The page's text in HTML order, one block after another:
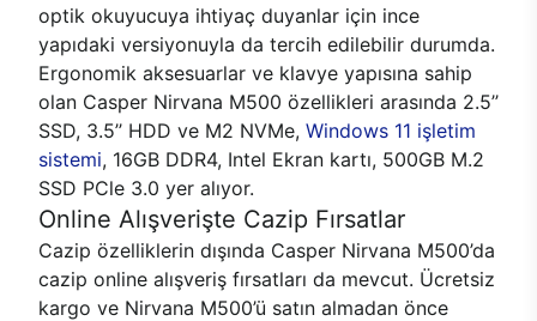
optik okuyucuya ihtiyaç duyanlar için ince
yapıdaki versiyonuyla da tercih edilebilir durumda.
Ergonomik aksesuarlar ve klavye yapısına sahip
olan Casper Nirvana M500 özellikleri arasında 2.5’’
SSD, 3.5’’ HDD ve M2 NVMe, Windows 11 işletim
sistemi, 16GB DDR4, Intel Ekran kartı, 500GB M.2
SSD PCle 3.0 yer alıyor.
Online Alışverişte Cazip Fırsatlar
Cazip özelliklerin dışında Casper Nirvana M500’da
cazip online alışveriş fırsatları da mevcut. Ücretsiz
kargo ve Nirvana M500’ü satın almadan önce